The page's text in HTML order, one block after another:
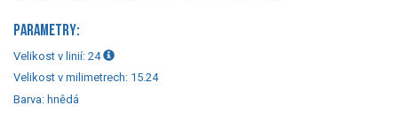
PARAMETRY:
Velikost v linií: 24
Velikost v milimetrech: 15.24
Barva: hnědá